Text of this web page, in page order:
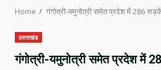
Home गंगोत्री-यमुनोत्री समेत प्रदेश में 286
उत्तराखंड
गंगोत्री-यमुनोत्री समेत प्रदेश में